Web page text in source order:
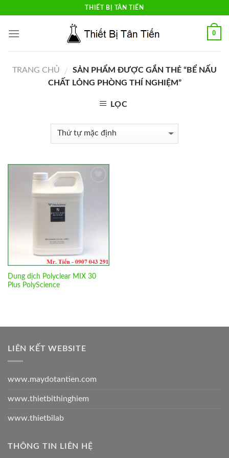
content
THIẾT BỊ TÂN TIẾN
0
TRANG CHỦ /
SẢN PHẨM ĐƯỢC GẮN THẺ “BỂ NẤU
CHẤT LỎNG PHÒNG THÍ NGHIỆM”
LỌC
Wishlist
Dung dịch Polyclear MIX 30
Plus PolyScience
LIÊN KẾT WEBSITE
www.maydotantien.com
www.thietbithinghiem
www.thietbilab
THÔNG TIN LIÊN HỆ